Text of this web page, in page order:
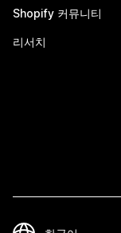
Shopify 커뮤니티
리서치